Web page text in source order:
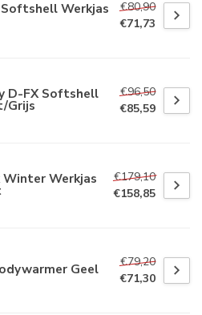
Softshell Werkjas
€80,90
€71,73
D-FX Softshell
Grijs
€96,50
€85,59
Winter Werkjas
€179,10
€158,85
Geel
€79,20
€71,30